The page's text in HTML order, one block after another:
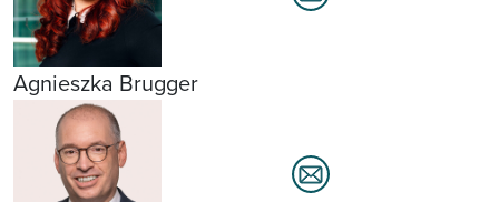
Agnieszka Brugger